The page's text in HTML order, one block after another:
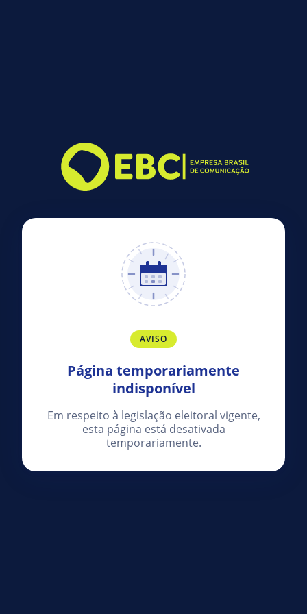
AVISO
Página temporariamente
indisponível
Em respeito à legislação eleitoral vigente,
esta página está desativada
temporariamente.